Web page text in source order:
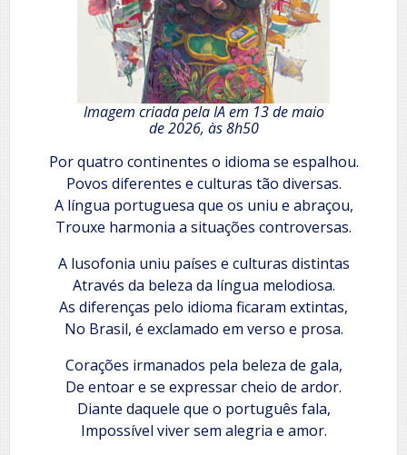
Imagem criada pela IA em 13 de maio
de 2026, às 8h50
Por quatro continentes o idioma se espalhou.
Povos diferentes e culturas tão diversas.
A língua portuguesa que os uniu e abraçou,
Trouxe harmonia a situações controversas.
A lusofonia uniu países e culturas distintas
Através da beleza da língua melodiosa.
As diferenças pelo idioma ficaram extintas,
No Brasil, é exclamado em verso e prosa.
Corações irmanados pela beleza de gala,
De entoar e se expressar cheio de ardor.
Diante daquele que o português fala,
Impossível viver sem alegria e amor.